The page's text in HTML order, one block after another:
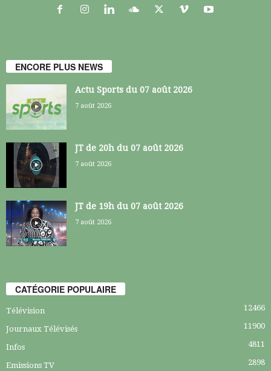
ENCORE PLUS NEWS
Actu Sports du 07 août 2026
7 août 2026
JT de 20h du 07 août 2026
7 août 2026
JT de 19h du 07 août 2026
7 août 2026
CATÉGORIE POPULAIRE
Télévision 12466
Journaux Télévisés 11900
Infos 4811
Emissions TV 2898